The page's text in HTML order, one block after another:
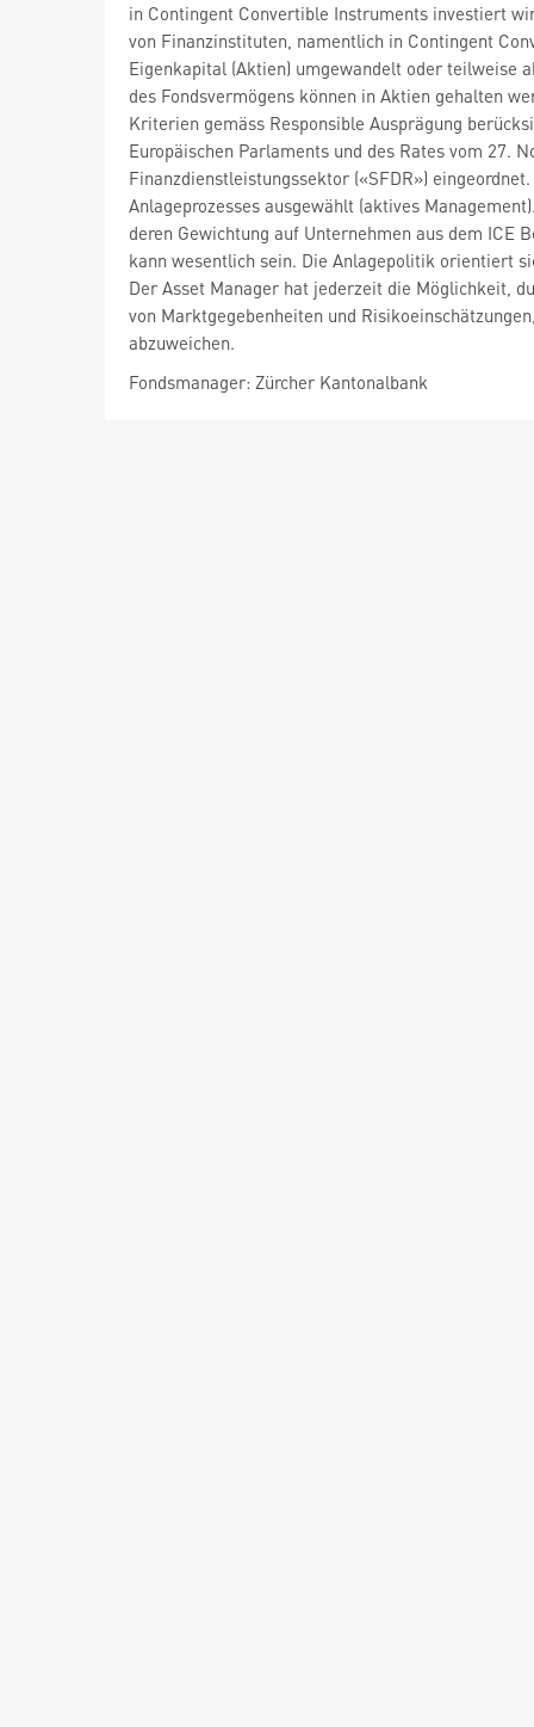
in Contingent Convertible Instruments investiert
von Finanzinstituten, namentlich in Contingent
Eigenkapital (Aktien) umgewandelt oder teilweise
des Fondsvermögens können in Aktien gehalten
Kriterien gemäss Responsible Ausprägung
Europäischen Parlaments und des Rates vom 27.
Finanzdienstleistungssektor («SFDR»)
Anlageprozesses ausgewählt (aktives
deren Gewichtung auf Unternehmen aus dem ICE
kann wesentlich sein. Die Anlagepolitik orientiert
Der Asset Manager hat jederzeit die Möglichkeit,
von Marktgegebenheiten und
abzuweichen.
Fondsmanager: Zürcher Kantonalbank